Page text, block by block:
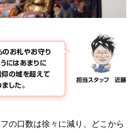
担当スタッフ 近藤
のお札やお守り
にはあまりに
の域を超えて
した。
の口数は徐々に減り、どこから